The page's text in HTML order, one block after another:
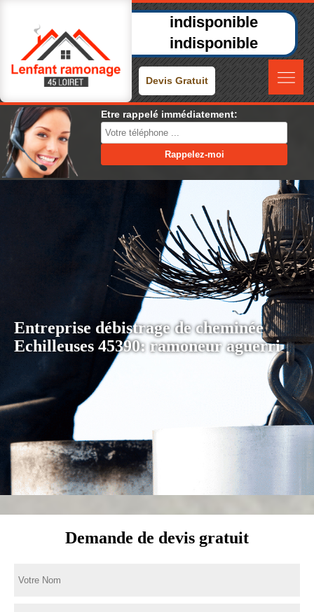
indisponible
indisponible
Devis Gratuit
Etre rappelé immédiatement:
Entreprise débistrage de cheminée
Echilleuses 45390: ramoneur aguerri
Demande de devis gratuit